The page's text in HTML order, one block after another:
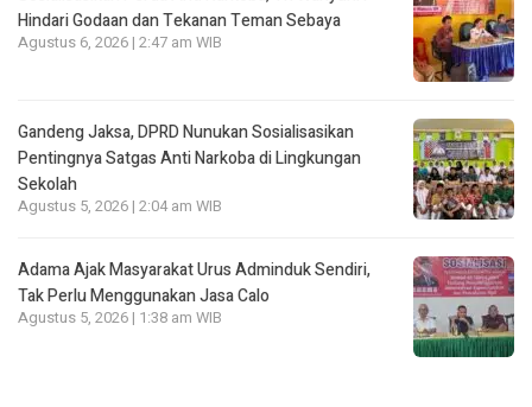
Hindari Godaan dan Tekanan Teman Sebaya
Agustus 6, 2026 | 2:47 am WIB
Gandeng Jaksa, DPRD Nunukan Sosialisasikan
Pentingnya Satgas Anti Narkoba di Lingkungan
Sekolah
Agustus 5, 2026 | 2:04 am WIB
Adama Ajak Masyarakat Urus Adminduk Sendiri,
Tak Perlu Menggunakan Jasa Calo
Agustus 5, 2026 | 1:38 am WIB